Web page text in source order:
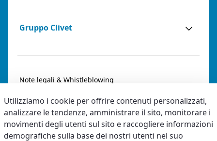
Gruppo Clivet
Note legali & Whistleblowing
Privacy & Cookies
Accessibilità
Utilizziamo i cookie per offrire contenuti personalizzati,
analizzare le tendenze, amministrare il sito, monitorare i
movimenti degli utenti sul sito e raccogliere informazioni
demografiche sulla base dei nostri utenti nel suo